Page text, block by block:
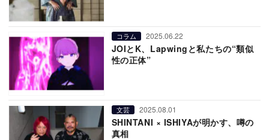
コラム 2025.06.22
JOIとK、Lapwingと私たちの“類似
性の正体”
文芸 2025.08.01
SHINTANI × ISHIYAが明かす、噂の
真相